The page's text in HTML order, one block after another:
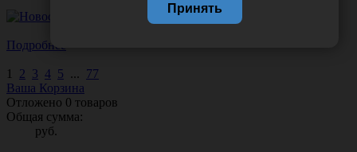
Подробнее
1 2 3 4 5 ... 77
Ваша Корзина
Отложено 0 товаров
Общая сумма:
руб.
Принять